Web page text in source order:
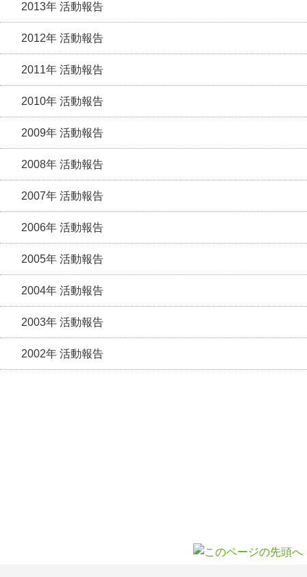
2013年 活動報告
2012年 活動報告
2011年 活動報告
2010年 活動報告
2009年 活動報告
2008年 活動報告
2007年 活動報告
2006年 活動報告
2005年 活動報告
2004年 活動報告
2003年 活動報告
2002年 活動報告